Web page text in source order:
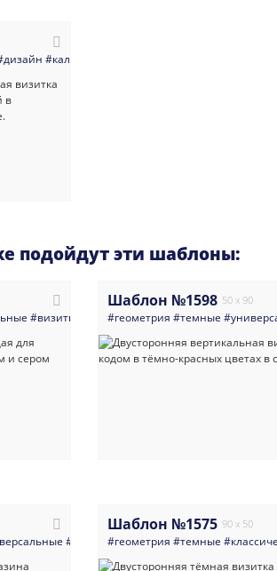
#кальянная
подойдут эти шаблоны:
#визитка #бухгалтер#директор
Шаблон №1598 50 x 90
#геометрия #темные
#визитка #бар#светлые #пиво#паб
Шаблон №1575 90 x 50
#геометрия #темные